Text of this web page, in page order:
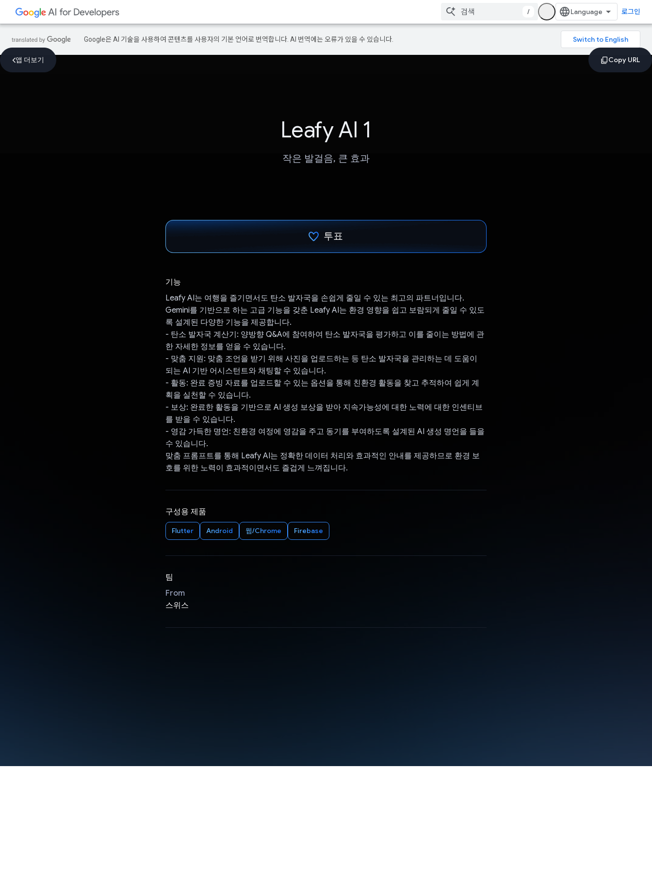
/ 로그인
Google은 AI 기술을 사용하여 콘텐츠를 사용자의 기본 언어로 번역합니다. AI 번역에는 오류가 있을 수 있습니다.
앱 더보기
Leafy AI 1
작은 발걸음, 큰 효과
투표
기능
Leafy AI는 여행을 즐기면서도 탄소 발자국을 손쉽게 줄일 수 있는 최고의 파트너입니다.
Gemini를 기반으로 하는 고급 기능을 갖춘 Leafy AI는 환경 영향을 쉽고 보람되게 줄일 수 있도
록 설계된 다양한 기능을 제공합니다.
- 탄소 발자국 계산기: 양방향 Q&A에 참여하여 탄소 발자국을 평가하고 이를 줄이는 방법에 관
한 자세한 정보를 얻을 수 있습니다.
- 맞춤 지원: 맞춤 조언을 받기 위해 사진을 업로드하는 등 탄소 발자국을 관리하는 데 도움이
되는 AI 기반 어시스턴트와 채팅할 수 있습니다.
- 활동: 완료 증빙 자료를 업로드할 수 있는 옵션을 통해 친환경 활동을 찾고 추적하여 쉽게 계
획을 실천할 수 있습니다.
- 보상: 완료한 활동을 기반으로 AI 생성 보상을 받아 지속가능성에 대한 노력에 대한 인센티브
를 받을 수 있습니다.
- 영감 가득한 명언: 친환경 여정에 영감을 주고 동기를 부여하도록 설계된 AI 생성 명언을 들을
수 있습니다.
맞춤 프롬프트를 통해 Leafy AI는 정확한 데이터 처리와 효과적인 안내를 제공하므로 환경 보
호를 위한 노력이 효과적이면서도 즐겁게 느껴집니다.
구성용 제품
Flutter Android 웹/Chrome Firebase
팀
From
스위스